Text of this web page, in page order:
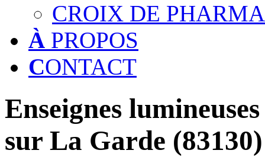
CROIX DE
À PROPOS
CONTACT
Enseignes
sur La Garde (83130)